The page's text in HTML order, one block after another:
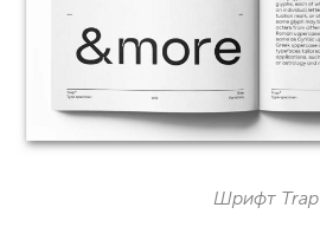
Шрифт Trap